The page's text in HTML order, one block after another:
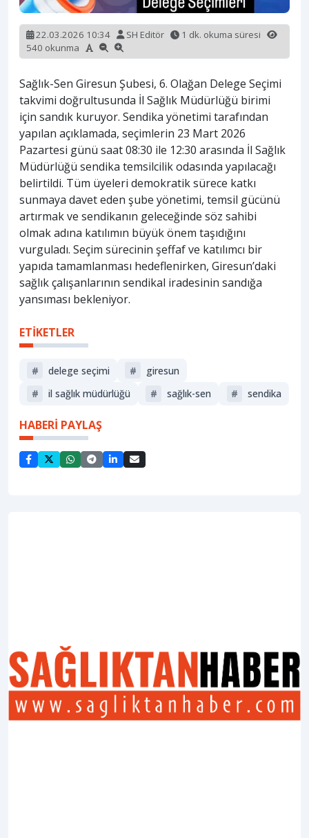
22.03.2026 10:34 SH Editör
1 dk. okuma süresi
540 okunma
Sağlık-Sen Giresun Şubesi, 6. Olağan Delege Seçimi
takvimi doğrultusunda İl Sağlık Müdürlüğü birimi
için sandık kuruyor. Sendika yönetimi tarafından
yapılan açıklamada, seçimlerin 23 Mart 2026
Pazartesi günü saat 08:30 ile 12:30 arasında İl Sağlık
Müdürlüğü sendika temsilcilik odasında yapılacağı
belirtildi. Tüm üyeleri demokratik sürece katkı
sunmaya davet eden şube yönetimi, temsil gücünü
artırmak ve sendikanın geleceğinde söz sahibi
olmak adına katılımın büyük önem taşıdığını
vurguladı. Seçim sürecinin şeffaf ve katılımcı bir
yapıda tamamlanması hedeflenirken, Giresun’daki
sağlık çalışanlarının sendikal iradesinin sandığa
yansıması bekleniyor.
ETİKETLER
# delege seçimi #
giresun
#
i̇l sağlık müdürlüğü # sağlık-sen # sendika
HABERİ PAYLAŞ